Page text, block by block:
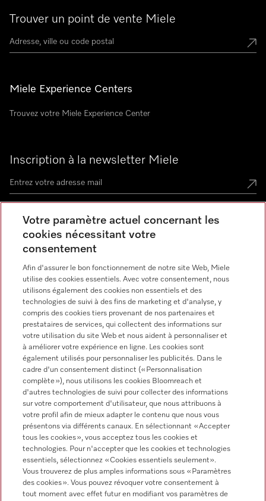
Trouver un point de vente Miele
Miele Experience Centers
Trouvez votre Miele Experience Center
Inscription à la newsletter Miele
Contact contact@miele-support.be
Langue
Informations légales
CGV
Protection des données
Conditions d’utilisation
Miele sur Facebook
Miele sur YoutubeMiele sur Instagram
Miele sur Pinterest
Votre paramètre actuel concernant les
cookies nécessitant votre
consentement
Afin d'assurer le bon fonctionnement de notre site Web, Miele
utilise des cookies essentiels. Avec votre consentement, nous
utilisons également des cookies non essentiels et des
technologies de suivi à des fins de marketing et d'analyse, y
compris des cookies tiers provenant de nos partenaires et
prestataires de services, qui collectent des informations sur
votre utilisation du site Web et nous aident à personnaliser et
à améliorer votre expérience en ligne. Les cookies sont
également utilisés pour personnaliser les publicités. Dans le
cadre d'un consentement distinct (« Personnalisation
complète »), nous utilisons les cookies Bloomreach et
d'autres technologies de suivi pour collecter des informations
sur votre comportement d'utilisateur, que nous attribuons à
votre profil afin de mieux adapter le contenu que nous vous
présentons via différents canaux. En sélectionnant « Accepter
tous les cookies », vous acceptez tous les cookies et
technologies. Pour n'accepter que les cookies et technologies
essentiels, sélectionnez « Cookies essentiels seulement».
Vous trouverez de plus amples informations sous « Paramètres
des cookies ». Vous pouvez révoquer votre consentement à
tout moment avec effet futur en modifiant vos paramètres de